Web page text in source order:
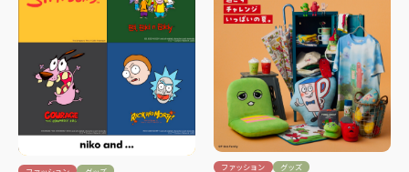
ファッション グッズ